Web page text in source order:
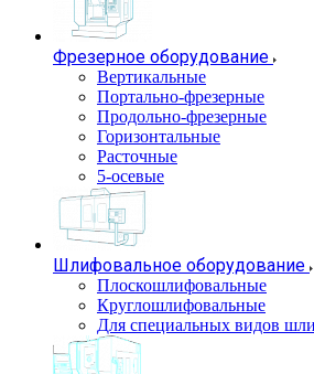
Фрезерное оборудование
Вертикальные
Портально-фрезерные
Продольно-фрезерные
Горизонтальные
Расточные
5-осевые
Шлифовальное оборудование
Плоскошлифовальные
Круглошлифовальные
Для специальных видов